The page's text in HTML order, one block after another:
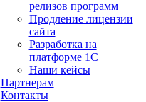
релизов программ
Продление лицензии
сайта
Разработка на
платформе 1С
Наши кейсы
Партнерам
Контакты